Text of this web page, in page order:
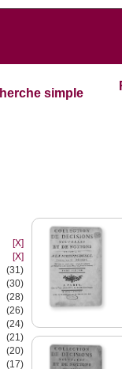
simple
[X]
[X]
(31)
(30)
(28)
(26)
(24)
(21)
(20)
(17)